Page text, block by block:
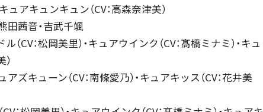
アキュンキュン（CV：高森奈津美）
田茜音・吉武千颯
CV：松岡美里）・キュアウインク（CV：髙橋ミナミ）・キュ
キューン（CV：南條愛乃）・キュアキッス（CV：花井美